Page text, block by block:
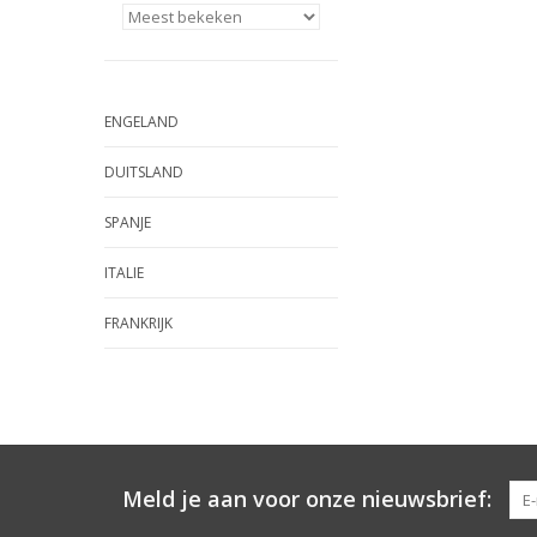
ENGELAND
DUITSLAND
SPANJE
ITALIE
FRANKRIJK
Meld je aan voor onze nieuwsbrief: